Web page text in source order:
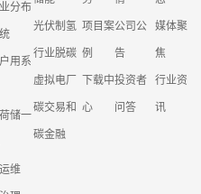
分布
用系
储一
维
光伏制氢
行业脱碳
虚拟电厂
碳交易和
碳金融
项目案
例
下载中
心
公司公
告
投资者
问答
媒体聚
焦
行业资
讯